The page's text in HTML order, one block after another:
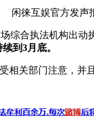
闲徕互娱官方发声
综合执法机构出动
到3月底。
相关部门注意，